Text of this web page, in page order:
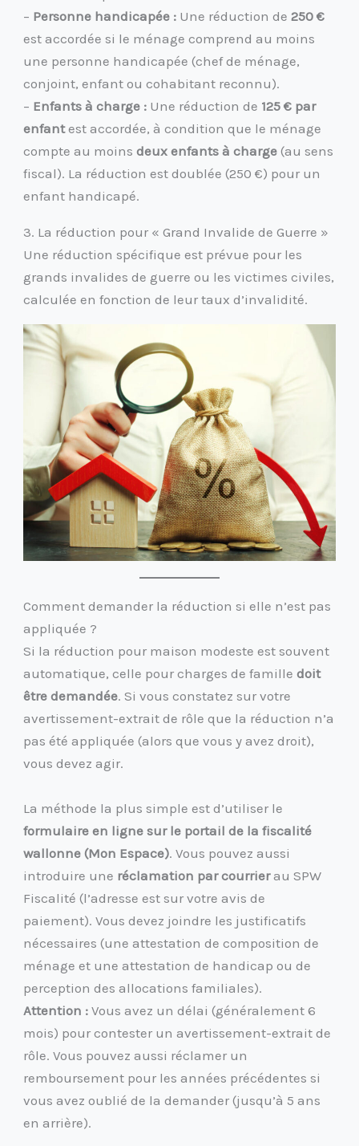
– Personne handicapée : Une réduction de250 €
est accordée si le ménage comprend au moins
une personne handicapée (chef de ménage,
conjoint, enfant ou cohabitant reconnu).
– Enfants à charge : Une réduction de 125 € par
enfantest accordée, à condition que le ménage
compte au moinsdeux enfants à charge (au sens
fiscal). La réduction est doublée (250 €) pour un
enfant handicapé.
3. La réduction pour « Grand Invalide de Guerre »
Une réduction spécifique est prévue pour les
grands invalides de guerre ou les victimes civiles,
calculée en fonction de leur taux d’invalidité.
Comment demander la réduction si elle n’est pas
appliquée ?
Si la réduction pour maison modeste est souvent
automatique, celle pour charges de familledoit
être demandée. Si vous constatez sur votre
avertissement-extrait de rôle que la réduction n’a
pas été appliquée (alors que vous y avez droit),
vous devez agir.
La méthode la plus simple est d’utiliser le
formulaire en ligne sur le portail de la fiscalité
wallonne (Mon Espace). Vous pouvez aussi
introduire une réclamation par courrierau SPW
Fiscalité (l’adresse est sur votre avis de
paiement). Vous devez joindre les justificatifs
nécessaires (une attestation de composition de
ménage et une attestation de handicap ou de
perception des allocations familiales).
Attention : Vous avez un délai (généralement 6
mois) pour contester un avertissement-extrait de
rôle. Vous pouvez aussi réclamer un
remboursement pour les années précédentes si
vous avez oublié de la demander (jusqu’à 5 ans
en arrière).